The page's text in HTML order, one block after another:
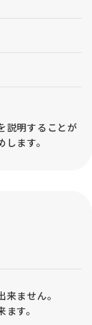
－－－－－－
ずれかでご予
時間になって
退、ケガ等で
お客様は日を
大きめ”などの
違いますので
説明することが
ます。
ません。
す。